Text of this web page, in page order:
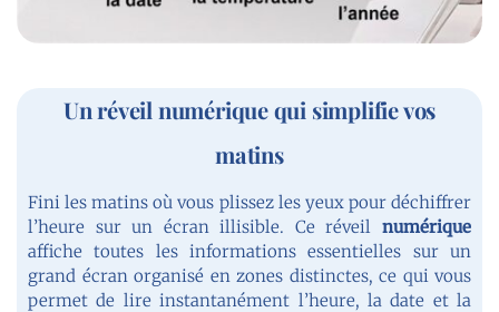
Un réveil numérique qui simplifie vos
matins
Fini les matins où vous plissez les yeux pour déchiffrer
l’heure sur un écran illisible. Ce réveil numérique
affiche toutes les informations essentielles sur un
grand écran organisé en zones distinctes, ce qui vous
permet de lire instantanément l’heure, la date et la